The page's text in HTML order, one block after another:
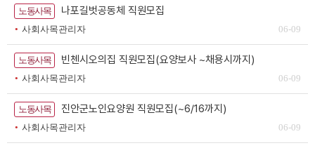
노동사목 나포길벗공동체 직원모집
사회사목관리자 06-09
노동사목 빈첸시오의집 직원모집(요양보사 ~채용시까지)
사회사목관리자 06-09
노동사목 진안군노인요양원 직원모집(~6/16까지)
사회사목관리자 06-09